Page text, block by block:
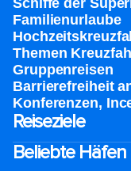
Schiffe der
Familienurlaube​
Themen
Gruppenreisen
Barrierefreiheit
Konferenzen,
Reiseziele
Beliebte Häfen